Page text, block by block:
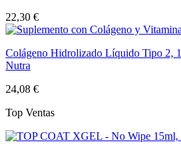
22,30 €
Colágeno Hidrolizado Líquido Tipo 2,
Nutra
24,08 €
Top Ventas